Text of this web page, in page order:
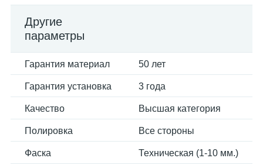
Другие
параметры
Гарантия материал 50 лет
Гарантия установка 3 года
Качество Высшая категория
Полировка Все стороны
Фаска Техническая (1-10 мм.)